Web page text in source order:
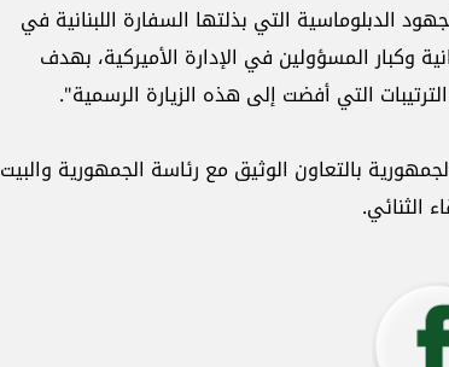
الدبلوماسية التي بذلتها السفارة اللبنانية في
وكبار المسؤولين في الإدارة الأميركية، بهدف
التي أفضت إلى هذه الزيارة الرسمية".
بالتعاون الوثيق مع رئاسة الجمهورية والبيت
الثنائي.